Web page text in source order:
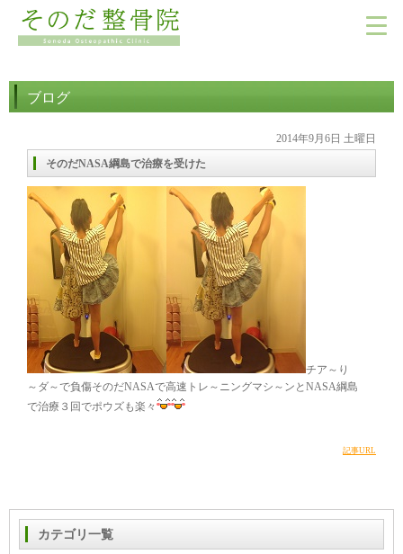
ブログ
2014年9月6日 土曜日
そのだNASA綱島で治療を受けた
チア～り
～ダ～で負傷そのだNASAで高速トレ～ニングマシ～ンとNASA綱島
で治療３回でポウズも楽々
記事URL
カテゴリ一覧